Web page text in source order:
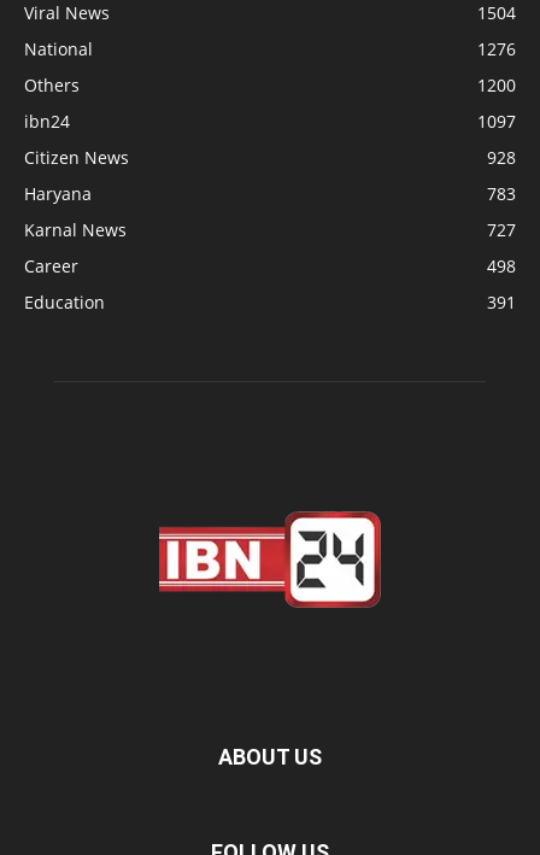
Viral News
1504
National
1276
Others
1200
ibn24
1097
Citizen News
928
Haryana
783
Karnal News
727
Career
498
Education
391
ABOUT US